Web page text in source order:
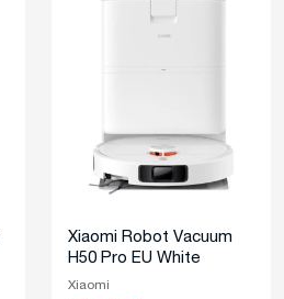
Xiaomi Robot Vacuum
H50 Pro EU White
Xiaomi